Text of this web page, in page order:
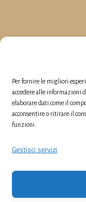
Per fornire le migliori
accedere alle informazioni
elaborare dati come il
acconsentire o ritirare il
funzioni.
Gestisci servizi